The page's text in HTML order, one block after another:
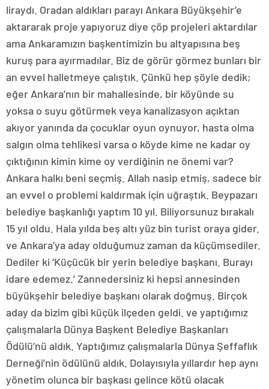
liraydı. Oradan aldıkları parayı Ankara Büyükşehir’e
aktararak proje yapıyoruz diye çöp projeleri aktardılar
ama Ankaramızın başkentimizin bu altyapısına beş
kuruş para ayırmadılar. Biz de görür görmez bunları bir
an evvel halletmeye çalıştık. Çünkü hep şöyle dedik;
eğer Ankara’nın bir mahallesinde, bir köyünde su
yoksa o suyu götürmek veya kanalizasyon açıktan
akıyor yanında da çocuklar oyun oynuyor, hasta olma
salgın olma tehlikesi varsa o köyde kime ne kadar oy
çıktığının kimin kime oy verdiğinin ne önemi var?
Ankara halkı beni seçmiş. Allah nasip etmiş, sadece bir
an evvel o problemi kaldırmak için uğraştık. Beypazarı
belediye başkanlığı yaptım 10 yıl. Biliyorsunuz bırakalı
15 yıl oldu. Hala yılda beş altı yüz bin turist oraya gider.
ve Ankara’ya aday olduğumuz zaman da küçümsediler.
Dediler ki ‘Küçücük bir yerin belediye başkanı. Burayı
idare edemez.’ Zannedersiniz ki hepsi annesinden
büyükşehir belediye başkanı olarak doğmuş. Birçok
aday da bizim gibi küçük ilçeden geldi. ve yaptığımız
çalışmalarla Dünya Başkent Belediye Başkanları
Ödülü’nü aldık. Yaptığımız çalışmalarla Dünya Şeffaflık
Derneği’nin ödülünü aldık. Dolayısıyla yıllardır hep aynı
yönetim olunca bir başkası gelince kötü olacak